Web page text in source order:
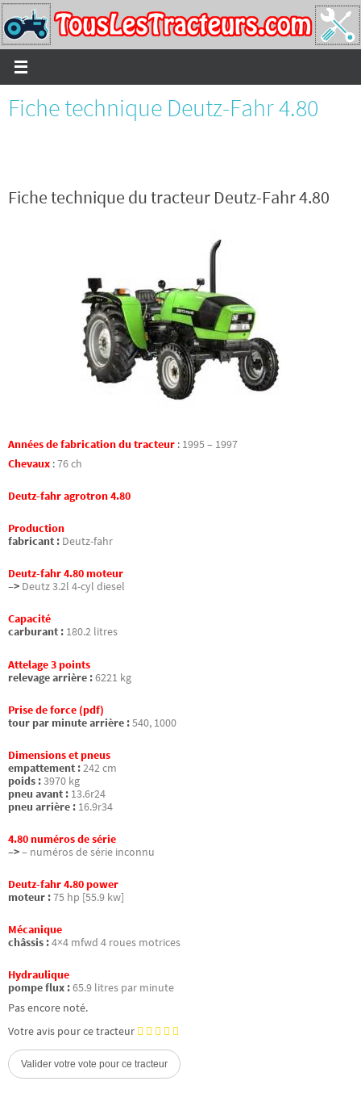
Passer
vers
le
contenu
Fiche technique Deutz-Fahr 4.80
Fiche technique du tracteur Deutz-Fahr 4.80
Années de fabrication du tracteur : 1995 – 1997
Chevaux :76 ch
Deutz-fahr agrotron 4.80
Production
fabricant : Deutz-fahr
Deutz-fahr 4.80 moteur
–> Deutz 3.2l 4-cyl diesel
Capacité
carburant : 180.2 litres
Attelage 3 points
relevage arrière :6221 kg
Prise de force (pdf)
tour par minute arrière :540, 1000
Dimensions et pneus
empattement :242 cm
poids :3970 kg
pneu avant : 13.6r24
pneu arrière : 16.9r34
4.80 numéros de série
–>– numéros de série inconnu
Deutz-fahr 4.80 power
moteur :75 hp [55.9 kw]
Mécanique
châssis :4×4 mfwd 4 roues motrices
Hydraulique
pompe flux :65.9 litres par minute
Pas encore noté.
Votre avis pour ce tracteur